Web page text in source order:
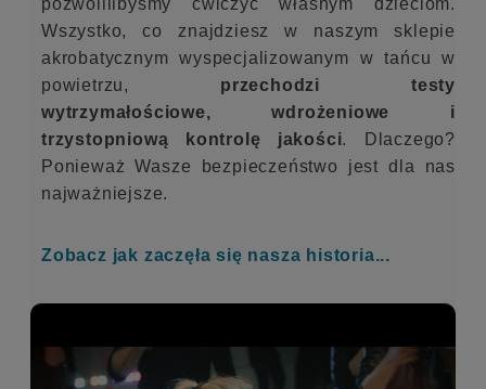
    
Firma godna polecenia. Obsługa na
najwyższym poziomie. Wysyłka
błyskawiczna i do tego pięknie
zapakowana na prezent. Polecam gorąco
😊
AB
ali b
5 miesięcy temu
pozwolilibyśmy ćwiczyć własnym dzieciom.
Wszystko, co znajdziesz w naszym sklepie
akrobatycznym wyspecjalizowanym w tańcu w
powietrzu, przechodzi testy
wytrzymałościowe, wdrożeniowe i
trzystopniową kontrolę jakości. Dlaczego?
Ponieważ Wasze bezpieczeństwo jest dla nas
najważniejsze.
Zobacz jak zaczęła się nasza historia...